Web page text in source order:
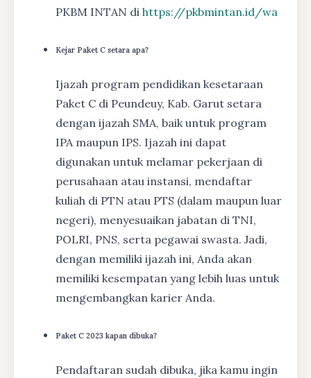
PKBM INTAN di https://pkbmintan.id/wa
Kejar Paket C setara apa?
Ijazah program pendidikan kesetaraan
Paket C di Peundeuy, Kab. Garut setara
dengan ijazah SMA, baik untuk program
IPA maupun IPS. Ijazah ini dapat
digunakan untuk melamar pekerjaan di
perusahaan atau instansi, mendaftar
kuliah di PTN atau PTS (dalam maupun luar
negeri), menyesuaikan jabatan di TNI,
POLRI, PNS, serta pegawai swasta. Jadi,
dengan memiliki ijazah ini, Anda akan
memiliki kesempatan yang lebih luas untuk
mengembangkan karier Anda.
Paket C 2023 kapan dibuka?
Pendaftaran sudah dibuka, jika kamu ingin